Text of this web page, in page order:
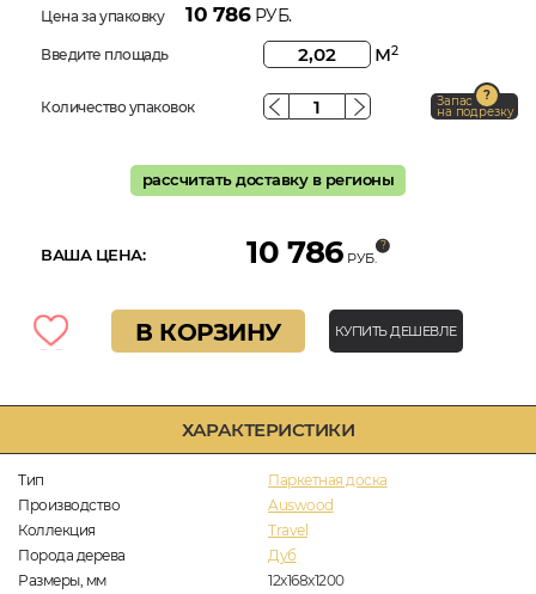
ХАРАКТЕРИСТИКИ
Тип
Паркетная доска
Производство
Auswood
Коллекция
Travel
Порода дерева
Дуб
Размеры, мм
12х168х1200
Цена за упаковку 10 786РУБ.
Введите площадь м2
Количество упаковок Запас
на подрезку
рассчитать доставку в регионы
ВАША ЦЕНА: 10 786 РУБ.
В КОРЗИНУ КУПИТЬ ДЕШЕВЛЕ